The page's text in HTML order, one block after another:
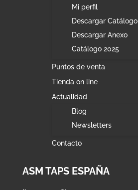
Mi perfil
Descargar Catálogo
Descargar Anexo
Catálogo 2025
Puntos de venta
Tienda on line
Actualidad
Blog
Newsletters
Contacto
ASM TAPS ESPAÑA